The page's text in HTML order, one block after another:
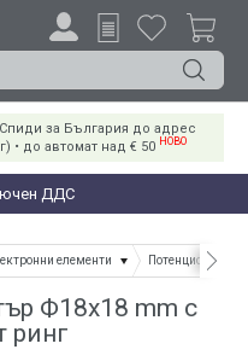
за България до адрес
• до автомат над € 50 НОВО
ДДС
елементи Потенциометри
Ф18х18 mm с
ринг